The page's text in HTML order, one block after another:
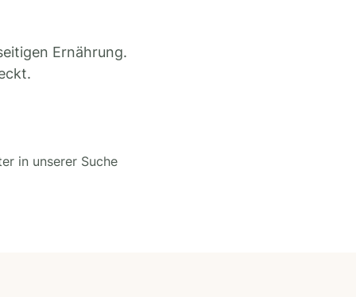
Ernährung.
in unserer Suche